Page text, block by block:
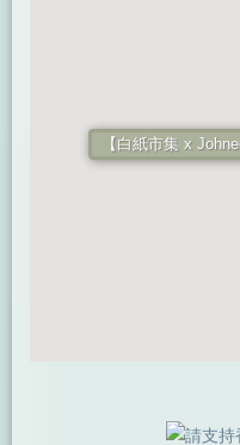
【白紙市集 x